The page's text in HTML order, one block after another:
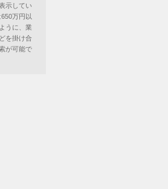
示してい
万円以
うに、業
を掛け合
が可能で